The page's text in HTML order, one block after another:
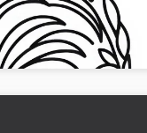
hane som kinesisk og
kreativ nå!...